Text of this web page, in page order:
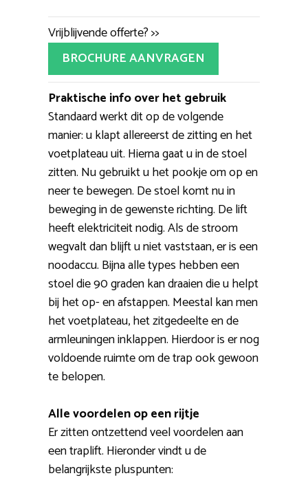
Vrijblijvende offerte? >>
BROCHURE AANVRAGEN
Praktische info over het gebruik
Standaard werkt dit op de volgende
manier: u klapt allereerst de zitting en het
voetplateau uit. Hierna gaat u in de stoel
zitten. Nu gebruikt u het pookje om op en
neer te bewegen. De stoel komt nu in
beweging in de gewenste richting. De lift
heeft elektriciteit nodig. Als de stroom
wegvalt dan blijft u niet vaststaan, er is een
noodaccu. Bijna alle types hebben een
stoel die 90 graden kan draaien die u helpt
bij het op- en afstappen. Meestal kan men
het voetplateau, het zitgedeelte en de
armleuningen inklappen. Hierdoor is er nog
voldoende ruimte om de trap ook gewoon
te belopen.
Alle voordelen op een rijtje
Er zitten ontzettend veel voordelen aan
een traplift. Hieronder vindt u de
belangrijkste pluspunten: